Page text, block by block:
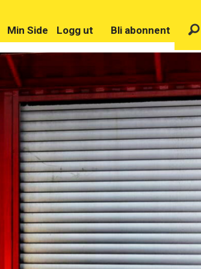
Min Side Logg ut Bli abonnent